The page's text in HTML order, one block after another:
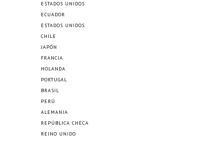
ESTADOS UNIDOS
ECUADOR
ESTADOS UNIDOS
CHILE
JAPÓN
FRANCIA
HOLANDA
PORTUGAL
BRASIL
PERÚ
ALEMANIA
REPÚBLICA CHECA
REINO UNIDO